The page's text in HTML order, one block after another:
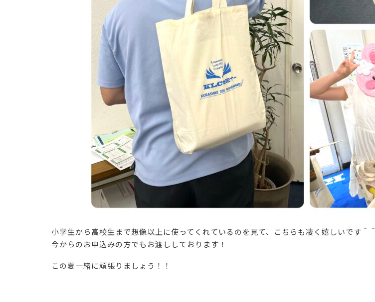
小学生から高校生まで想像以上に使ってくれているのを見て、こちらも凄く嬉しいです＾＾
今からのお申込みの方でもお渡ししております！
この夏一緒に頑張りましょう！！